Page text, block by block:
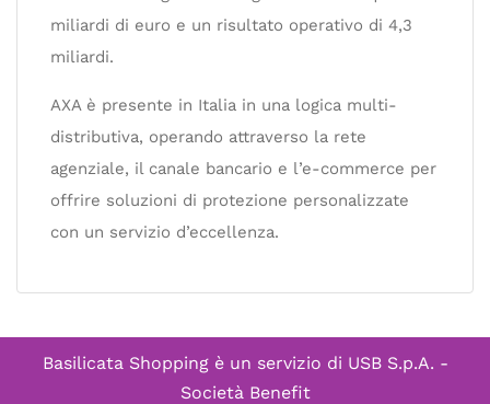
miliardi di euro e un risultato operativo di 4,3
miliardi.
AXA è presente in Italia in una logica multi-
distributiva, operando attraverso la rete
agenziale, il canale bancario e l’e-commerce per
offrire soluzioni di protezione personalizzate
con un servizio d’eccellenza.
Basilicata Shopping è un servizio di USB S.p.A. -
Società Benefit